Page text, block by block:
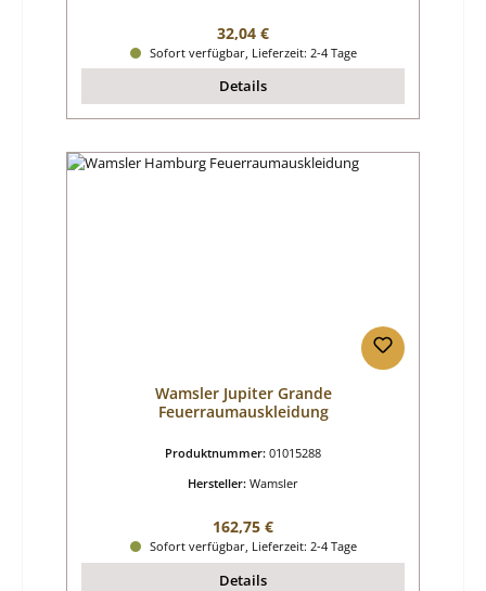
Regulärer Preis:
32,04 €
Sofort verfügbar, Lieferzeit: 2-4 Tage
Details
Wamsler Jupiter Grande
Feuerraumauskleidung
Produktnummer: 01015288
Hersteller: Wamsler
Regulärer Preis:
162,75 €
Sofort verfügbar, Lieferzeit: 2-4 Tage
Details